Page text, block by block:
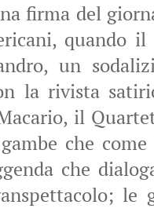
firma del
quando il
un
la rivista
il
che come
che
le